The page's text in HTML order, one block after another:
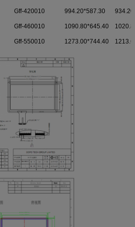
Gff-420010 994.20*587.30
Gff-460010 1090.80*645.40
Gff-550010 1273.00*744.40